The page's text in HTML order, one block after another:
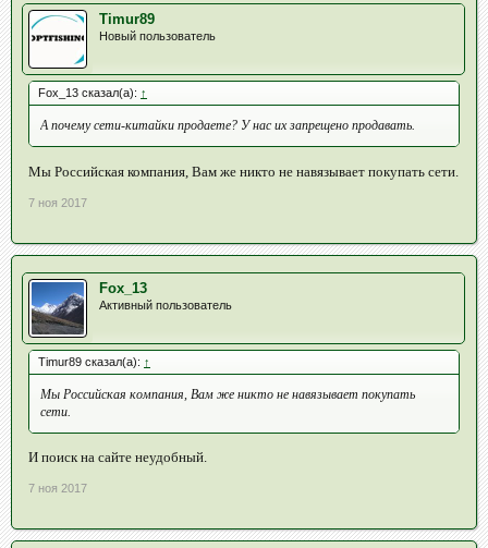
Timur89
Новый пользователь
Fox_13 сказал(а): ↑
А почему сети-китайки продаете? У нас их запрещено продавать.
Мы Российская компания, Вам же никто не навязывает покупать сети.
7 ноя 2017
Fox_13
Активный пользователь
Timur89 сказал(а): ↑
Мы Российская компания, Вам же никто не навязывает покупать
сети.
И поиск на сайте неудобный.
7 ноя 2017